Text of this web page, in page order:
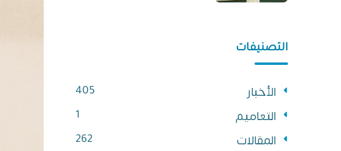
التصنيفات
الأخبار 405
التعاميم 1
المقالات 262